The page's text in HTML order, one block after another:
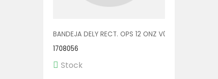
BANDEJA DELY RECT. OPS 12 ONZ V00552/OPS 1/600
1708056
Stock